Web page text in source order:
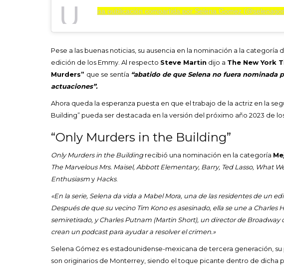
U na publicación compartida por Selena Gomez
Pese a las buenas noticias, su ausencia en la nominación a la categoría
edición de los Emmy. Al respecto Steve Martin dijo a The New York
Murders” que se sentía “abatido de que Selena no fuera nominada
actuaciones”.
Ahora queda la esperanza puesta en que el trabajo de la actriz en la
Building” pueda ser destacada en la versión del próximo año 2023 de
“Only Murders in the Building”
Only Murders in the Buildingrecibió una nominación en la categoría
The Marvelous Mrs. Maisel, Abbott Elementary, Barry, Ted Lasso, What
Enthusiasmy Hacks.
«En la serie, Selena da vida a Mabel Mora, una de las residentes de un
Después de que su vecino Tim Kono es asesinado, ella se une a Charles
semiretirado, y Charles Putnam (Martin Short), un director de
crean un podcast para ayudar a resolver el crimen.»
Selena Gómez es estadounidense-mexicana de tercera generación,
son originarios de Monterrey, siendo el toque picante dentro de dicha